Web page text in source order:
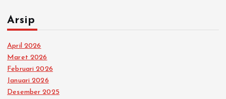
Arsip
April 2026
Maret 2026
Februari 2026
Januari 2026
Desember 2025